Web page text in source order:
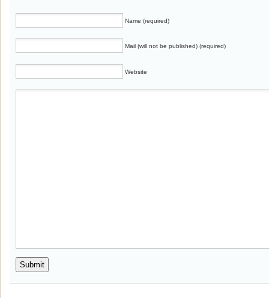
Name (required)
Mail (will not be published) (required)
Website